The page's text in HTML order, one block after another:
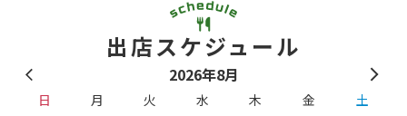
出店スケジュール
2026年8月
日 月 火 水 木 金
土